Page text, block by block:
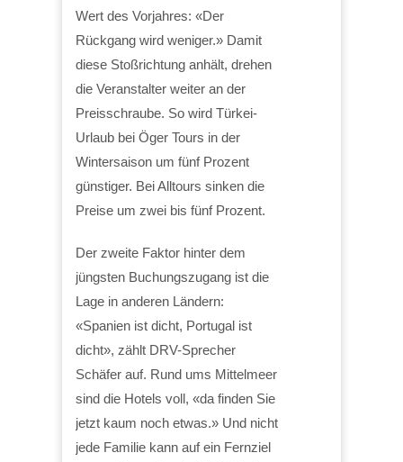
Wert des Vorjahres: «Der
Rückgang wird weniger.» Damit
diese Stoßrichtung anhält, drehen
die Veranstalter weiter an der
Preisschraube. So wird Türkei-
Urlaub bei Öger Tours in der
Wintersaison um fünf Prozent
günstiger. Bei Alltours sinken die
Preise um zwei bis fünf Prozent.
Der zweite Faktor hinter dem
jüngsten Buchungszugang ist die
Lage in anderen Ländern:
«Spanien ist dicht, Portugal ist
dicht», zählt DRV-Sprecher
Schäfer auf. Rund ums Mittelmeer
sind die Hotels voll, «da finden Sie
jetzt kaum noch etwas.» Und nicht
jede Familie kann auf ein Fernziel